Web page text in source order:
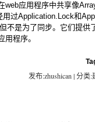
web应用程序中共享像
用过Application.Lock和
不是为了同步。它们提供
用程序。
发布:zhushican | 分类